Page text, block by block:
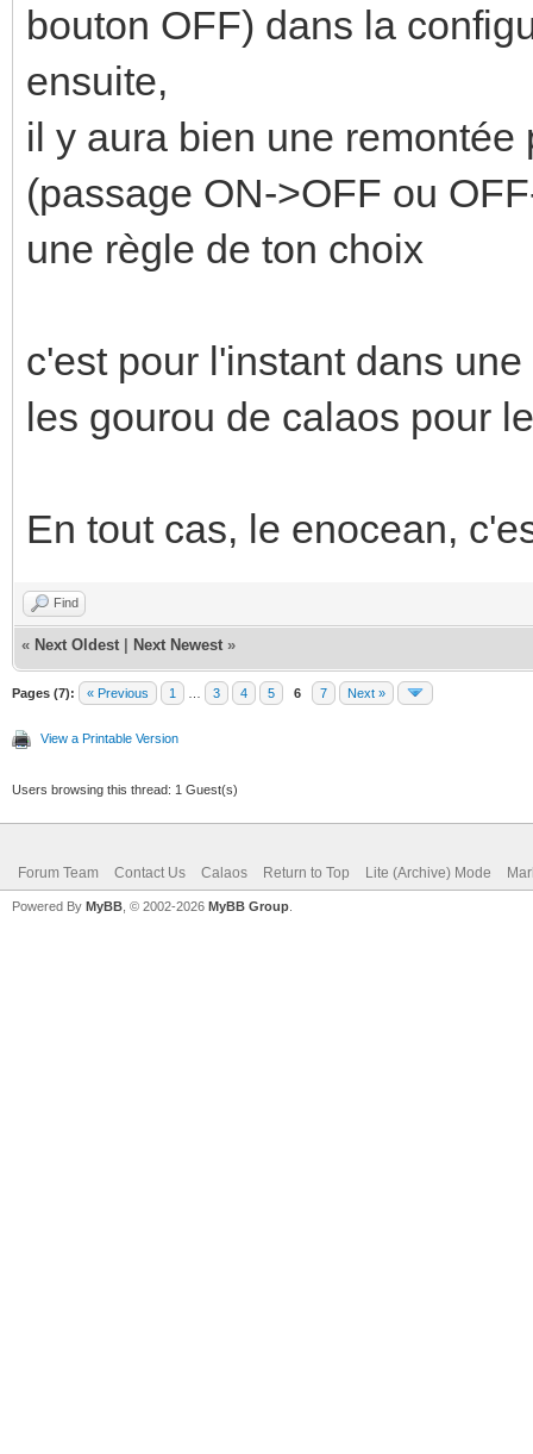
bouton OFF) dans la
ensuite,
il y aura bien une
(passage ON->OFF ou
une règle de ton choix
c'est pour l'instant dans
les gourou de calaos pour
En tout cas, le enocean,
Find
« Next Oldest Next Newest »
Pages (7): « Previous 1 3 4 5 6 7 Next »
View a Printable Version
Users browsing this thread: 1 Guest(s)
Forum Team Contact Us Calaos Return to Top Lite (Archive) Mode
Powered By MyBB , © 2002-2026 MyBB Group